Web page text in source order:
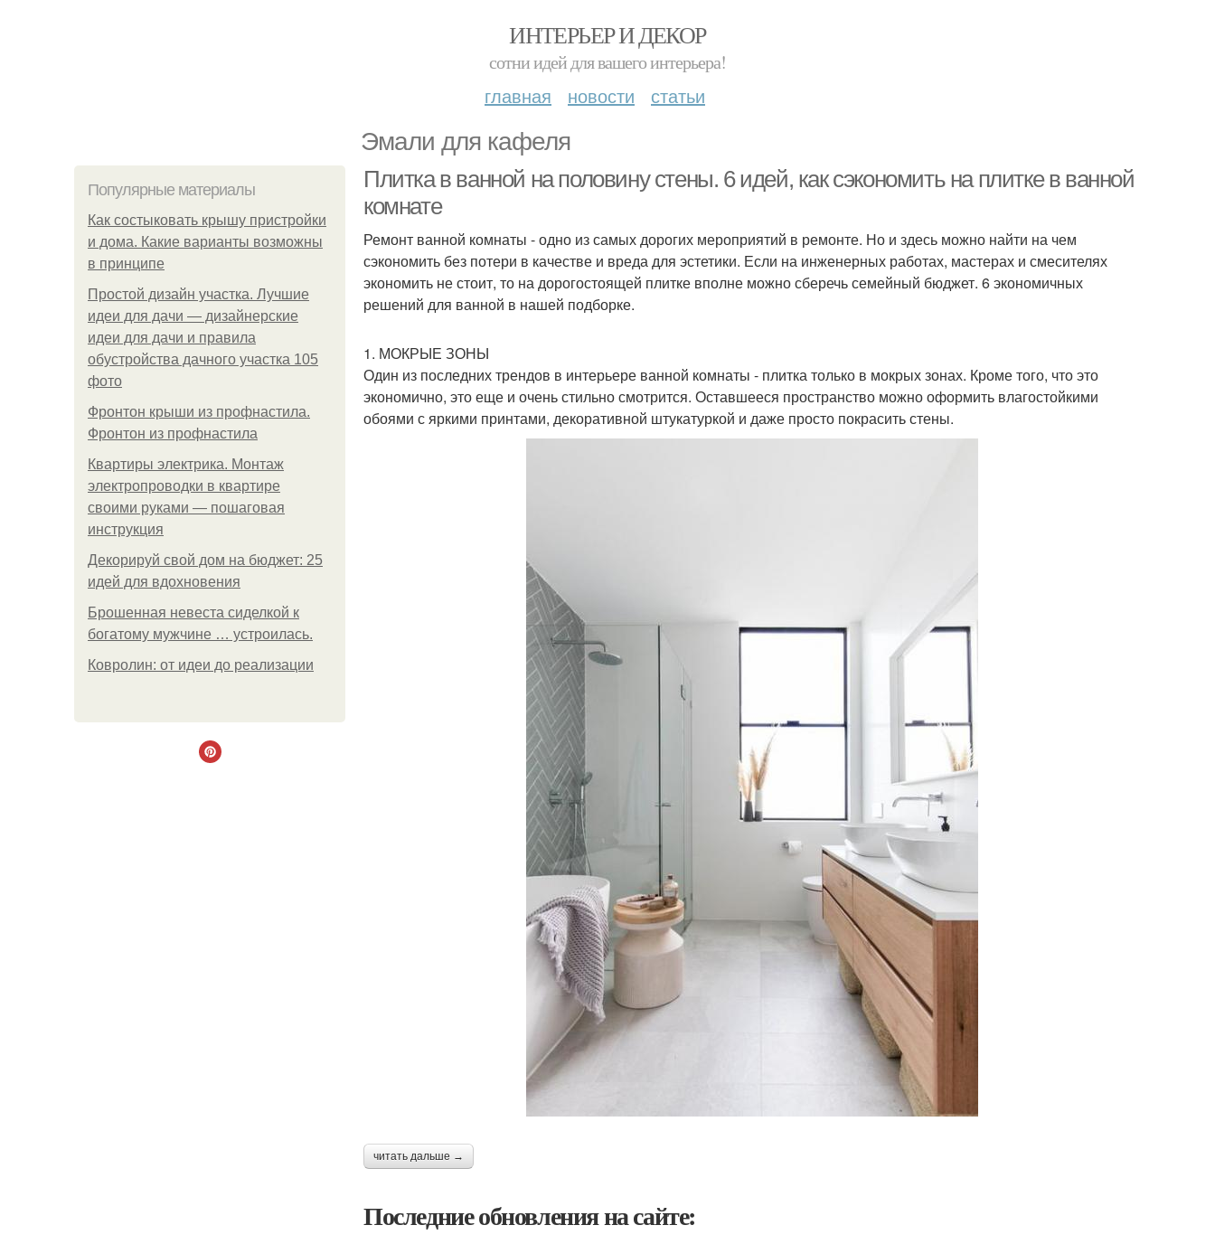
ИНТЕРЬЕР И ДЕКОР
сотни идей для вашего интерьера!
главная новости статьи
Эмали для кафеля
Популярные материалы
Как состыковать крышу пристройки
и дома. Какие варианты возможны
в принципе
Простой дизайн участка. Лучшие
идеи для дачи — дизайнерские
идеи для дачи и правила
обустройства дачного участка 105
фото
Фронтон крыши из профнастила.
Фронтон из профнастила
Квартиры электрика. Монтаж
электропроводки в квартире
своими руками — пошаговая
инструкция
Декорируй свой дом на бюджет: 25
идей для вдохновения
Брошенная невеста сиделкой к
богатому мужчине … устроилась.
Ковролин: от идеи до реализации
Плитка в ванной на половину стены. 6 идей, как сэкономить на плитке в ванной
комнате
Ремонт ванной комнаты - одно из самых дорогих мероприятий в ремонте. Но и здесь можно найти на чем
сэкономить без потери в качестве и вреда для эстетики. Если на инженерных работах, мастерах и смесителях
экономить не стоит, то на дорогостоящей плитке вполне можно сберечь семейный бюджет. 6 экономичных
решений для ванной в нашей подборке.
1. МОКРЫЕ ЗОНЫ
Один из последних трендов в интерьере ванной комнаты - плитка только в мокрых зонах. Кроме того, что это
экономично, это еще и очень стильно смотрится. Оставшееся пространство можно оформить влагостойкими
обоями с яркими принтами, декоративной штукатуркой и даже просто покрасить стены.
читать дальше →
Последние обновления на сайте: